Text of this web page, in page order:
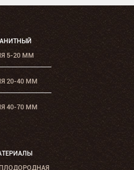
5-20 ММ
20-40 ММ
40-70 ММ